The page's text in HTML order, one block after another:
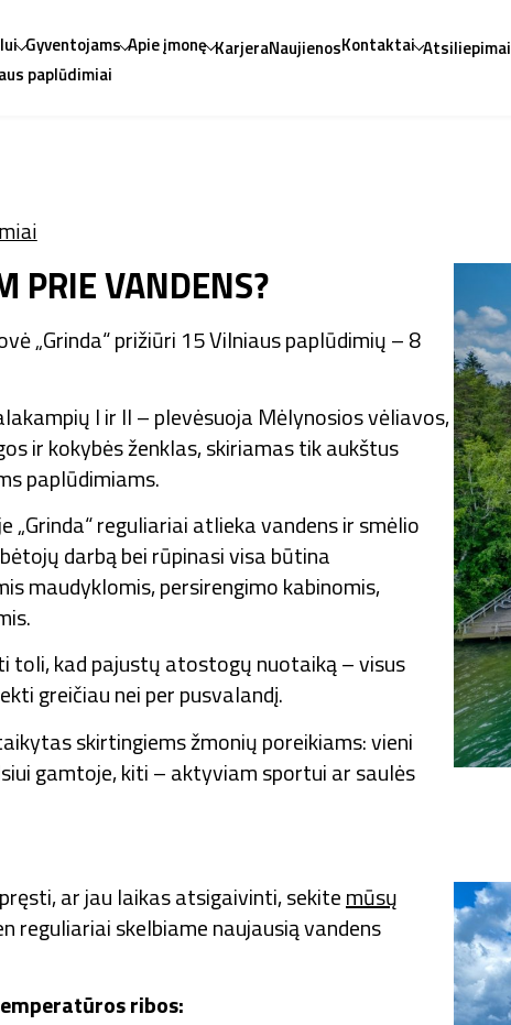
Gyventojams Apie įmonę KarjeraNaujienosKontaktai Atsiliepimai
paplūdimiai
PRIE VANDENS?
„Grinda“ prižiūri 15 Vilniaus paplūdimių – 8
I ir II – plevėsuoja Mėlynosios vėliavos,
ir kokybės ženklas, skiriamas tik aukštus
paplūdimiams.
„Grinda“ reguliariai atlieka vandens ir smėlio
darbą bei rūpinasi visa būtina
maudyklomis, persirengimo kabinomis,
toli, kad pajustų atostogų nuotaiką – visus
greičiau nei per pusvalandį.
skirtingiems žmonių poreikiams: vieni
gamtoje, kiti – aktyviam sportui ar saulės
ar jau laikas atsigaivinti, sekitemūsų
reguliariai skelbiame naujausią vandens
ribos: